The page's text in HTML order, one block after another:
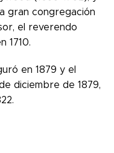
gran congregación
el reverendo
1710.
en 1879 y el
diciembre de 1879,